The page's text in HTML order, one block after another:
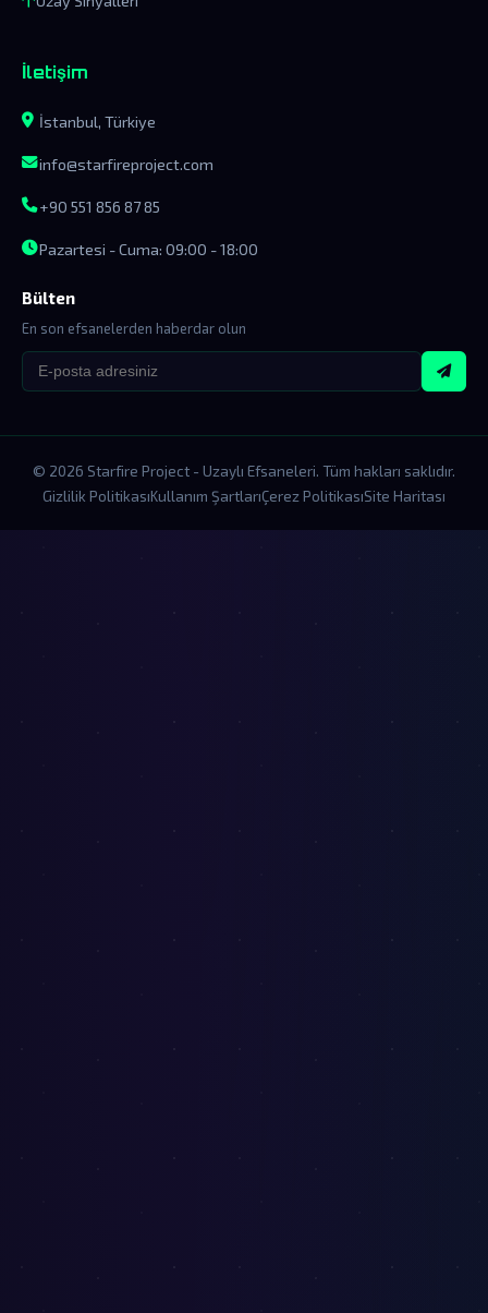
İletişim
İstanbul, Türkiye
info@starfireproject.com
+90 551 856 87 85
Pazartesi - Cuma: 09:00 - 18:00
Bülten
En son efsanelerden haberdar olun
© 2026 Starfire Project - Uzaylı Efsaneleri. Tüm hakları saklıdır.
Gizlilik PolitikasıKullanım ŞartlarıÇerez PolitikasıSite Haritası